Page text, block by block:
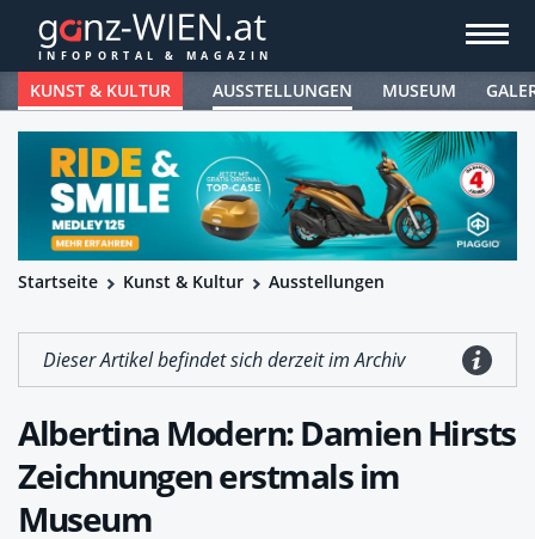
KUNST & KULTUR AUSSTELLUNGEN MUSEUM
Startseite Kunst & Kultur Ausstellungen
Dieser Artikel befindet sich derzeit im Archiv
Albertina Modern: Damien Hirsts
Zeichnungen erstmals im
Museum